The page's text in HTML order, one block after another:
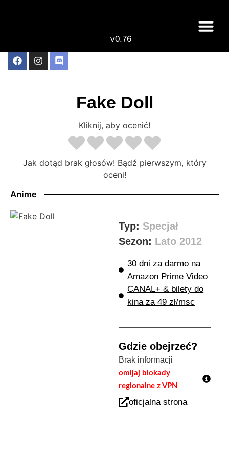
v0.76
Fake Doll
Kliknij, aby ocenić!
Jak dotąd brak głosów! Bądź pierwszym, który
oceni!
Anime
Typ: Specjał
Sezon: Lato 2012
30 dni za darmo na
Amazon Prime Video
CANAL+ & bilety do
kina za 49 zł/msc
Gdzie obejrzeć?
Brak informacji
omijaj blokady
regionalne z VPN
oficjalna strona